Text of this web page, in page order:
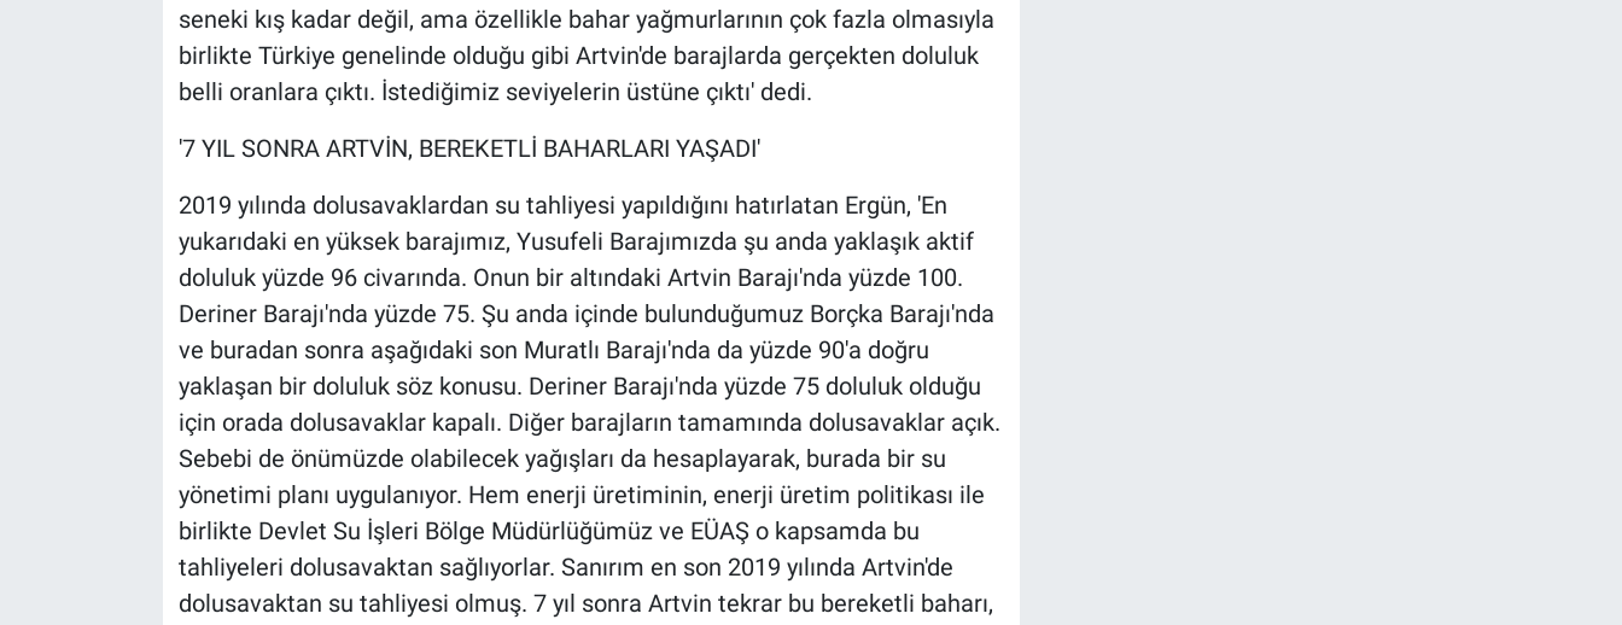
seneki kış kadar değil, ama özellikle bahar yağmurlarının çok fazla olmasıyla
birlikte Türkiye genelinde olduğu gibi Artvin'de barajlarda gerçekten doluluk
belli oranlara çıktı. İstediğimiz seviyelerin üstüne çıktı' dedi.
'7 YIL SONRA ARTVİN, BEREKETLİ BAHARLARI YAŞADI'
2019 yılında dolusavaklardan su tahliyesi yapıldığını hatırlatan Ergün, 'En
yukarıdaki en yüksek barajımız, Yusufeli Barajımızda şu anda yaklaşık aktif
doluluk yüzde 96 civarında. Onun bir altındaki Artvin Barajı'nda yüzde 100.
Deriner Barajı'nda yüzde 75. Şu anda içinde bulunduğumuz Borçka Barajı'nda
ve buradan sonra aşağıdaki son Muratlı Barajı'nda da yüzde 90'a doğru
yaklaşan bir doluluk söz konusu. Deriner Barajı'nda yüzde 75 doluluk olduğu
için orada dolusavaklar kapalı. Diğer barajların tamamında dolusavaklar açık.
Sebebi de önümüzde olabilecek yağışları da hesaplayarak, burada bir su
yönetimi planı uygulanıyor. Hem enerji üretiminin, enerji üretim politikası ile
birlikte Devlet Su İşleri Bölge Müdürlüğümüz ve EÜAŞ o kapsamda bu
tahliyeleri dolusavaktan sağlıyorlar. Sanırım en son 2019 yılında Artvin'de
dolusavaktan su tahliyesi olmuş. 7 yıl sonra Artvin tekrar bu bereketli baharı,